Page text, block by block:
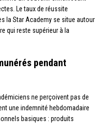
Le taux de réussite
la Star Academy se situe autour
qui reste supérieur à la
pendant
ne perçoivent pas de
une indemnité hebdomadaire
basiques : produits